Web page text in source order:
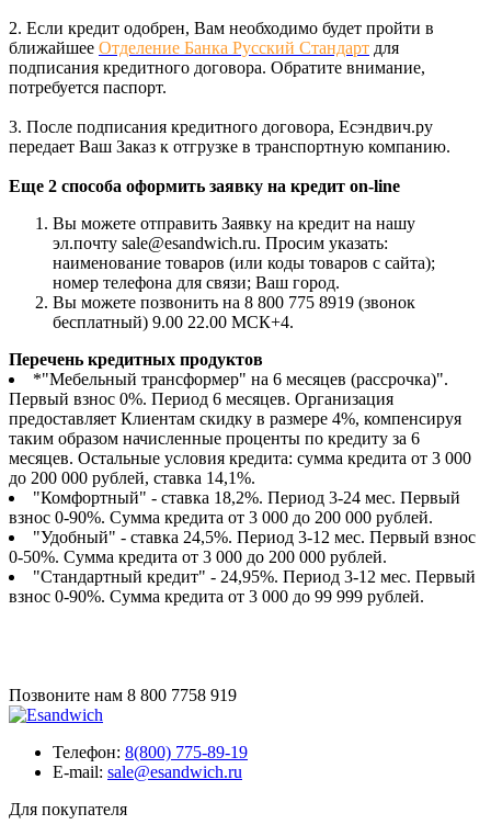
2. Если кредит одобрен, Вам необходимо будет пройти в
ближайшее Отделение Банка Русский Стандарт для
подписания кредитного договора. Обратите внимание,
потребуется паспорт.
3. После подписания кредитного договора, Есэндвич.ру
передает Ваш Заказ к отгрузке в транспортную компанию.
Еще 2 способа оформить заявку на кредит on-line
Вы можете отправить Заявку на кредит на нашу
эл.почту sale@esandwich.ru. Просим указать:
наименование товаров (или коды товаров с сайта);
номер телефона для связи; Ваш город.
Вы можете позвонить на 8 800 775 8919 (звонок
бесплатный) 9.00 22.00 МСК+4.
Перечень кредитных продуктов
*"Мебельный трансформер" на 6 месяцев (рассрочка)".
Первый взнос 0%. Период 6 месяцев. Организация
предоставляет Клиентам скидку в размере 4%, компенсируя
таким образом начисленные проценты по кредиту за 6
месяцев. Остальные условия кредита: сумма кредита от 3 000
до 200 000 рублей, ставка 14,1%.
"Комфортный" - ставка 18,2%. Период 3-24 мес. Первый
взнос 0-90%. Сумма кредита от 3 000 до 200 000 рублей.
"Удобный" - ставка 24,5%. Период 3-12 мес. Первый взнос
0-50%. Сумма кредита от 3 000 до 200 000 рублей.
"Стандартный кредит" - 24,95%. Период 3-12 мес. Первый
взнос 0-90%. Сумма кредита от 3 000 до 99 999 рублей.
Позвоните нам 8 800 7758 919
Телефон: 8(800) 775-89-19
E-mail: sale@esandwich.ru
Для покупателя